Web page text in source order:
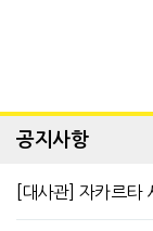
공지사항
[대사관] 자카르타